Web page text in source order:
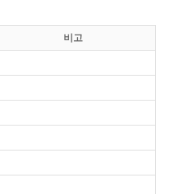
비고